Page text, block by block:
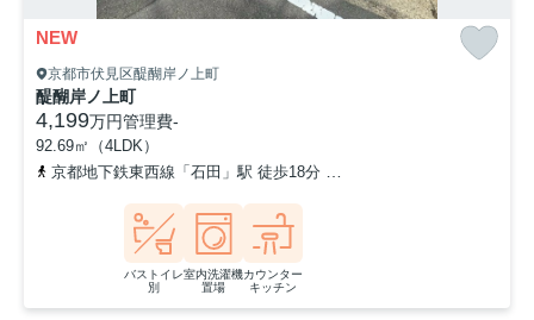
NEW
京都市伏見区醍醐岸ノ上町
醍醐岸ノ上町
4,199万円管理費-
92.69㎡（4LDK）
京都地下鉄東西線「石田」駅 徒歩18分
バストイレ
別
室内洗濯機
置場
カウンター
キッチン